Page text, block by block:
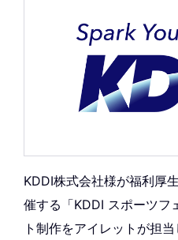
KDDI株式会社様が福利厚
催する「KDDI スポーツフ
ト制作をアイレットが担当